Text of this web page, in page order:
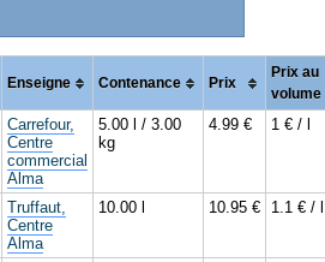
Enseigne Contenance Prix
Prix au
volume
Carrefour,
Centre
commercial
Alma
5.00 l / 3.00
kg
4.99 € 1 € / l
Truffaut,
Centre
Alma
10.00 l 10.95 € 1.1 € / l